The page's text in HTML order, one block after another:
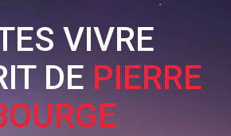
VIVRE
DE PIERRE